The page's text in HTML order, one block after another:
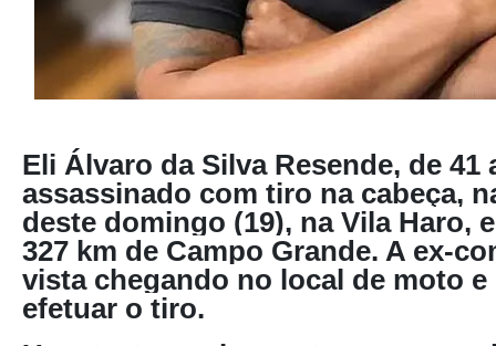
Eli Álvaro da Silva Resende, de 41
assassinado com tiro na cabeça,
deste domingo (19), na Vila Haro,
327 km de Campo Grande. A ex-
vista chegando no local de moto e
efetuar o tiro.